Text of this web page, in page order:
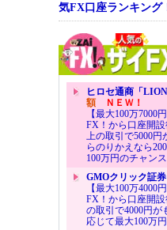
気FX口座ランキング
ヒロセ通商「
額ＮＥＷ！
【最大100万7000
FX！から口座開
上の取引で5000円
らのりかえなら
100万円のチャンス
GMOクリック証券
【最大100万4000
FX！から口座開
の取引で4000円が
応じて最大100万